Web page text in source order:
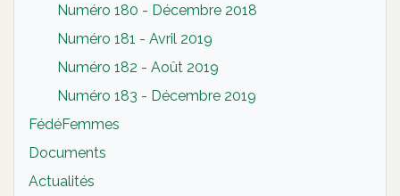
Numéro 180 - Décembre 2018
Numéro 181 - Avril 2019
Numéro 182 - Août 2019
Numéro 183 - Décembre 2019
FédéFemmes
Documents
Actualités